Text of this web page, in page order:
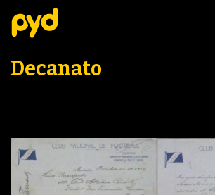
BASKETBALL FÚTBOL
Decanato